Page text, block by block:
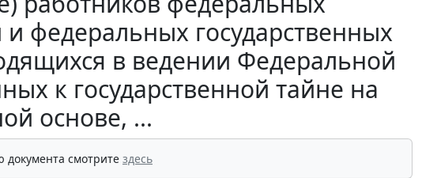
федеральных государственных
в ведении Федеральной
к государственной тайне на
основе, ...
документа смотрите здесь